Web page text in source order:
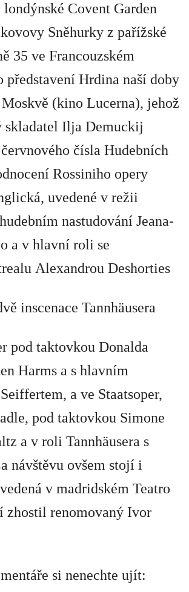
londýnské Covent Garden
Sněhurky z pařížské
35 ve Francouzském
představení Hrdina naší doby
(kino Lucerna), jehož
skladatel Ilja Demuckij
čísla Hudebních
Rossiniho opery
, uvedené v režii
nastudování Jeana-
a v hlavní roli se
Alexandrou Deshorties
inscenace Tannhäusera
pod taktovkou Donalda
Harms a s hlavním
, a ve Staatsoper,
pod taktovkou Simone
a v roli Tannhäusera s
návštěvu ovšem stojí i
v madridském Teatro
zhostil renomovaný Ivor
si nenechte ujít: